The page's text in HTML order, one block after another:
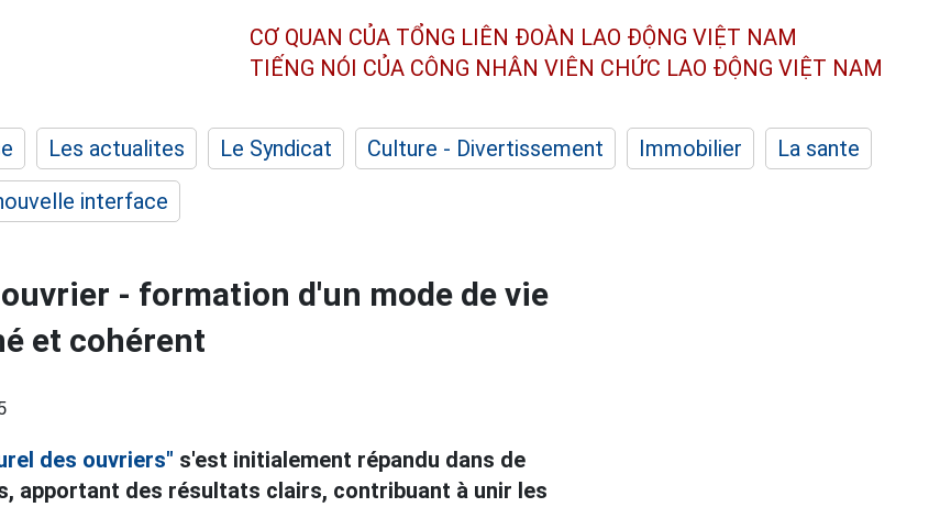
CƠ QUAN CỦA TỔNG LIÊN ĐOÀN LAO ĐỘNG VIỆT NAM
TIẾNG NÓI CỦA CÔNG NHÂN VIÊN CHỨC LAO ĐỘNG VIỆT NAM
Les actualites Le Syndicat Culture - Divertissement Immobilier
La sante
interface
- formation d'un mode de vie
et cohérent
des ouvriers" s'est initialement répandu dans de
apportant des résultats clairs, contribuant à unir les